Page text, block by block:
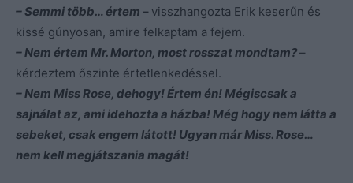
– Semmi több… értem – visszhangozta Erik keserűn és
kissé gúnyosan, amire felkaptam a fejem.
– Nem értem Mr. Morton, most rosszat mondtam?–
kérdeztem őszinte értetlenkedéssel.
– Nem Miss Rose, dehogy! Értem én! Mégiscsak a
sajnálat az, ami idehozta a házba! Még hogy nem látta a
sebeket, csak engem látott! Ugyan már Miss. Rose…
nem kell megjátszania magát!